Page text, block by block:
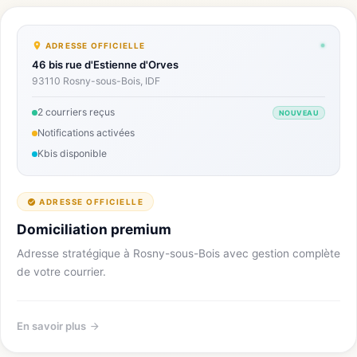
ADRESSE OFFICIELLE
46 bis rue d'Estienne d'Orves
93110 Rosny-sous-Bois, IDF
2 courriers reçus NOUVEAU
Notifications activées
Kbis disponible
ADRESSE OFFICIELLE
Domiciliation premium
Adresse stratégique à Rosny-sous-Bois avec gestion complète
de votre courrier.
En savoir plus